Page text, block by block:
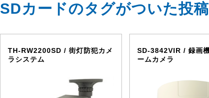
SDカードのタグがついた投
TH-RW2200SD / 街灯防犯カメ
ラシステム
SD-3842VIR / 録画
ームカメラ